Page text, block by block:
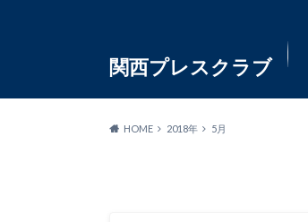
関西プレスクラブ
HOME 2018年 5月